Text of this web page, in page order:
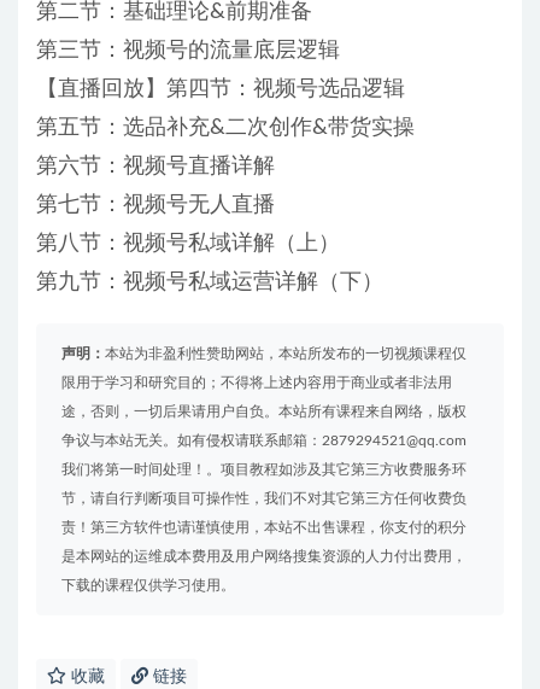
第二节：基础理论&前期准备
第三节：视频号的流量底层逻辑
【直播回放】第四节：视频号选品逻辑
第五节：选品补充&二次创作&带货实操
第六节：视频号直播详解
第七节：视频号无人直播
第八节：视频号私域详解（上）
第九节：视频号私域运营详解（下）
声明： 本站为非盈利性赞助网站，本站所发布的一切视频课程仅
限用于学习和研究目的；不得将上述内容用于商业或者非法用
途，否则，一切后果请用户自负。本站所有课程来自网络，版权
争议与本站无关。如有侵权请联系邮箱：2879294521@qq.com
我们将第一时间处理！。项目教程如涉及其它第三方收费服务环
节，请自行判断项目可操作性，我们不对其它第三方任何收费负
责！第三方软件也请谨慎使用，本站不出售课程，你支付的积分
是本网站的运维成本费用及用户网络搜集资源的人力付出费用，
下载的课程仅供学习使用。
收藏 链接